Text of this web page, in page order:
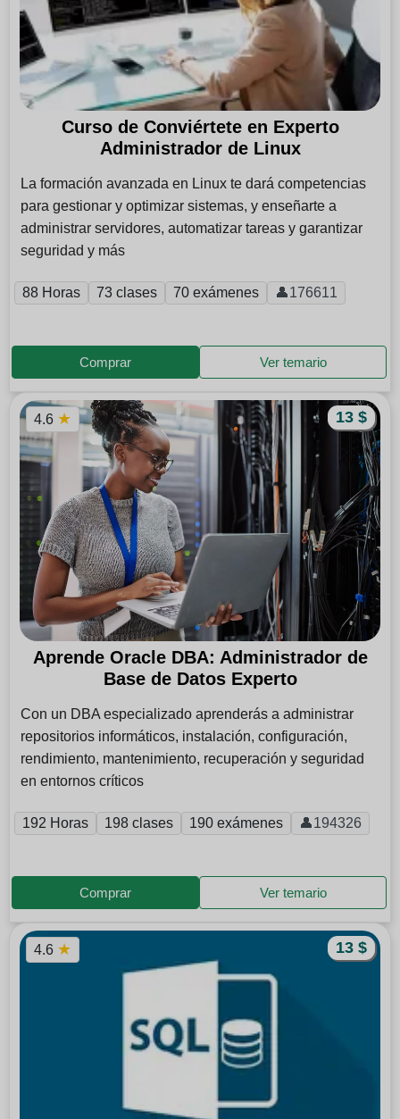
Curso de Conviértete en Experto
Administrador de Linux
La formación avanzada en Linux te dará competencias
para gestionar y optimizar sistemas, y enseñarte a
administrar servidores, automatizar tareas y garantizar
seguridad y más
88 Horas 73 clases 70 exámenes 👤176611
Comprar Ver temario
Aprende Oracle DBA: Administrador de
Base de Datos Experto
13 $
Con un DBA especializado aprenderás a administrar
repositorios informáticos, instalación, configuración,
rendimiento, mantenimiento, recuperación y seguridad
en entornos críticos
4.6 ★
192 Horas 198 clases 190 exámenes 👤194326
Comprar Ver temario
13 $
4.6 ★